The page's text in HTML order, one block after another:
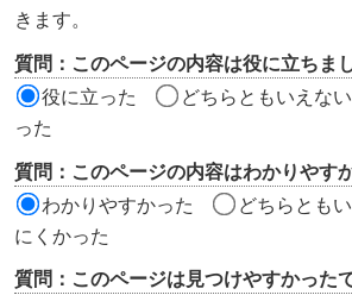
ツ
評
価
ア
きます。
質問：このページの内容は役に立ちま
役に立った
どちらともいえない
った
質問：このページの内容はわかりやす
わかりやすかった
どちらとも
にくかった
質問：このページは見つけやすかった